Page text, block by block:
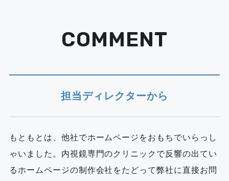
COMMENT
担当ディレクターから
もともとは、他社でホームページをおもちでいらっし
ゃいました。内視鏡専門のクリニックで反響の出てい
るホームページの制作会社をたどって弊社に直接お問